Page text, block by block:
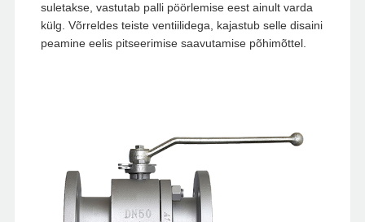
suletakse, vastutab palli pöörlemise eest ainult varda
külg. Võrreldes teiste ventiilidega, kajastub selle disaini
peamine eelis pitseerimise saavutamise põhimõttel.